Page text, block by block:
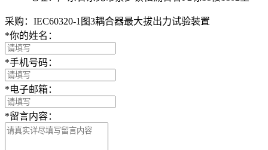
采购：IEC60320-1图3耦合器最大拔出力试验装置
*你的姓名：
*手机号码：
*电子邮箱：
*留言内容：